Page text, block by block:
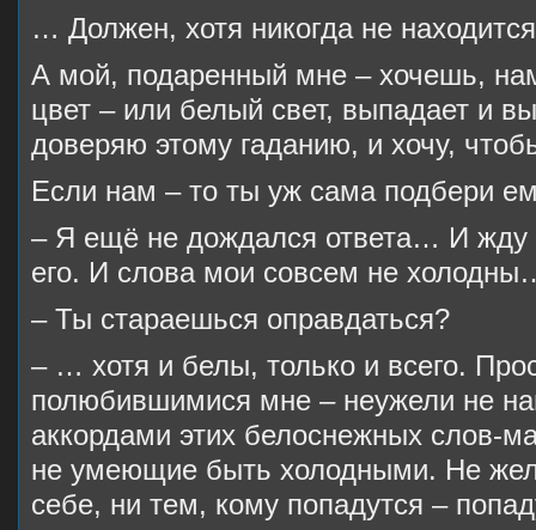
… Должен, хотя никогда не
А мой, подаренный мне – хочешь,
цвет – или белый свет, выпадает и
доверяю этому гаданию, и хочу,
Если нам – то ты уж сама подбери
– Я ещё не дождался ответа… И жду
его. И слова мои совсем не
– Ты стараешься оправдаться?
– … хотя и белы, только и всего.
полюбившимися мне – неужели не
аккордами этих белоснежных слов-
не умеющие быть холодными. Не
себе, ни тем, кому попадутся –